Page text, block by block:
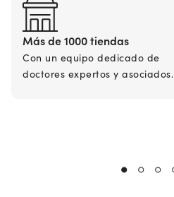
Más de 1000 tiendas
Con un equipo dedicado de
doctores expertos y asociados.